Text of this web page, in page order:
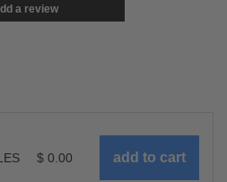
a review
$ 0.00